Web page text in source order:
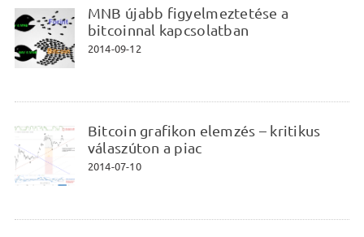
MNB újabb figyelmeztetése a
bitcoinnal kapcsolatban
2014-09-12
Bitcoin grafikon elemzés – kritikus
válaszúton a piac
2014-07-10